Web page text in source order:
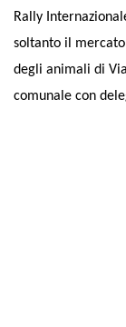
Rally
soltanto il
degli animali di
comunale con